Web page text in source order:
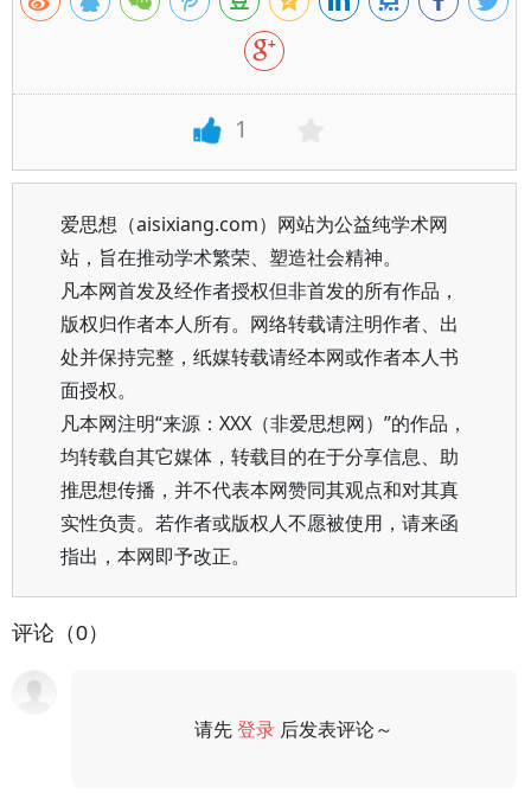
1
爱思想（aisixiang.com）网站为公益纯学术网
站，旨在推动学术繁荣、塑造社会精神。
凡本网首发及经作者授权但非首发的所有作品，
版权归作者本人所有。网络转载请注明作者、出
处并保持完整，纸媒转载请经本网或作者本人书
面授权。
凡本网注明“来源：XXX（非爱思想网）”的作品，
均转载自其它媒体，转载目的在于分享信息、助
推思想传播，并不代表本网赞同其观点和对其真
实性负责。若作者或版权人不愿被使用，请来函
指出，本网即予改正。
评论（0）
请先登录 后发表评论～